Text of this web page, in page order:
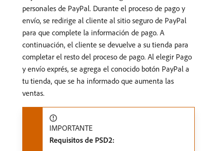
personales de PayPal. Durante el proceso de pago y
envío, se redirige al cliente al sitio seguro de PayPal
para que complete la información de pago. A
continuación, el cliente se devuelve a su tienda para
completar el resto del proceso de pago. Al elegir Pago
y envío exprés, se agrega el conocido botón PayPal a
tu tienda, que se ha informado que aumenta las
ventas.
IMPORTANTE
Requisitos de PSD2: